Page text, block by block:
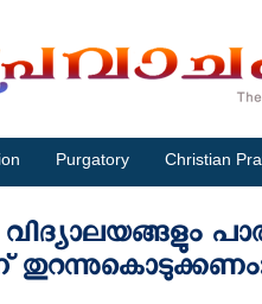
Purgatory Christian